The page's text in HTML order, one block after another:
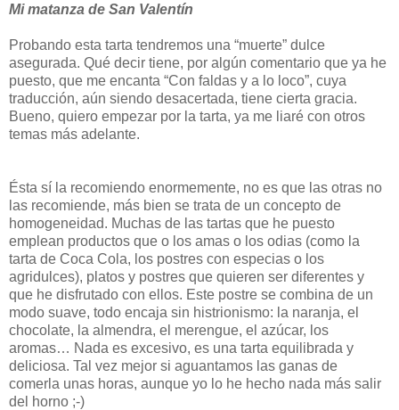
Mi matanza de San Valentín
Probando esta tarta tendremos una “muerte” dulce
asegurada. Qué decir tiene, por algún comentario que ya he
puesto, que me encanta “Con faldas y a lo loco”, cuya
traducción, aún siendo desacertada, tiene cierta gracia.
Bueno, quiero empezar por la tarta, ya me liaré con otros
temas más adelante.
Ésta sí la recomiendo enormemente, no es que las otras no
las recomiende, más bien se trata de un concepto de
homogeneidad. Muchas de las tartas que he puesto
emplean productos que o los amas o los odias (como la
tarta de Coca Cola, los postres con especias o los
agridulces), platos y postres que quieren ser diferentes y
que he disfrutado con ellos. Este postre se combina de un
modo suave, todo encaja sin histrionismo: la naranja, el
chocolate, la almendra, el merengue, el azúcar, los
aromas… Nada es excesivo, es una tarta equilibrada y
deliciosa. Tal vez mejor si aguantamos las ganas de
comerla unas horas, aunque yo lo he hecho nada más salir
del horno ;-)